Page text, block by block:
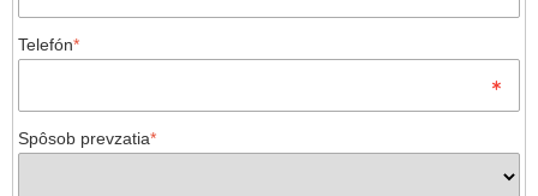
Telefón*
Spôsob prevzatia*